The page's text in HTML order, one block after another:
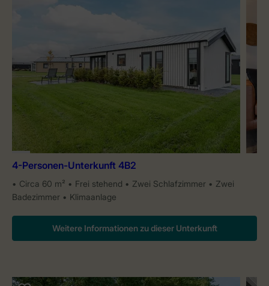
4-Personen-Unterkunft 4B2
Circa 60 m² Frei stehend Zwei Schlafzimmer
Zwei
Badezimmer
Klimaanlage
Weitere Informationen zu dieser Unterkunft